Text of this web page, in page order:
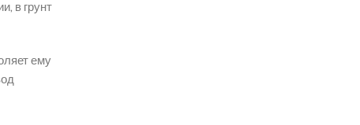
в грунт
ему